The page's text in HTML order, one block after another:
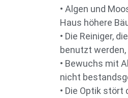
• Algen und
Haus höhere
• Die Reiniger,
benutzt
• Bewuchs mit
nicht
• Die Optik stört